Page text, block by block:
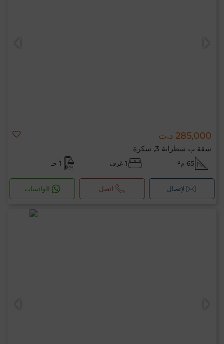
285,000 د.ت
شقة ب شطرانة 3, سكرة
65 م² 1 غرف 1 حـ
لإتصال اتصل الواتساب